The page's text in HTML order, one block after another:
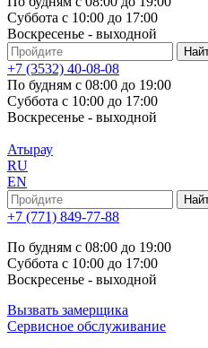
Суббота с 10:00 до 17:00
Воскресенье - выходной
+7 (3532) 40-08-08
По будням с 08:00 до 19:00
Суббота с 10:00 до 17:00
Воскресенье - выходной
Атырау
RU
EN
+7 (771) 849-77-88
По будням с 08:00 до 19:00
Суббота с 10:00 до 17:00
Воскресенье - выходной
Вызвать замерщика
Сервисное обслуживание